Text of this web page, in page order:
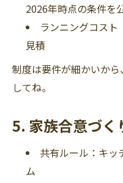
2026年時点の条件を
ランニングコスト
見積
制度は要件が細かいか
してね。
5. 家族合意づく
共有ルール：キッ
ム